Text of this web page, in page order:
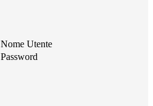
Nome Utente
Password